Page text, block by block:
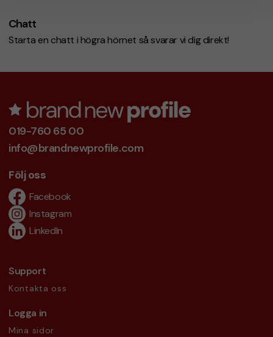
Chatt
Starta en chatt i högra hörnet så svarar vi dig direkt!
019-760 65 00
info@brandnewprofile.com
Följ oss
Facebook
Instagram
LinkedIn
Support
Kontakta oss
Logga in
Mina sidor